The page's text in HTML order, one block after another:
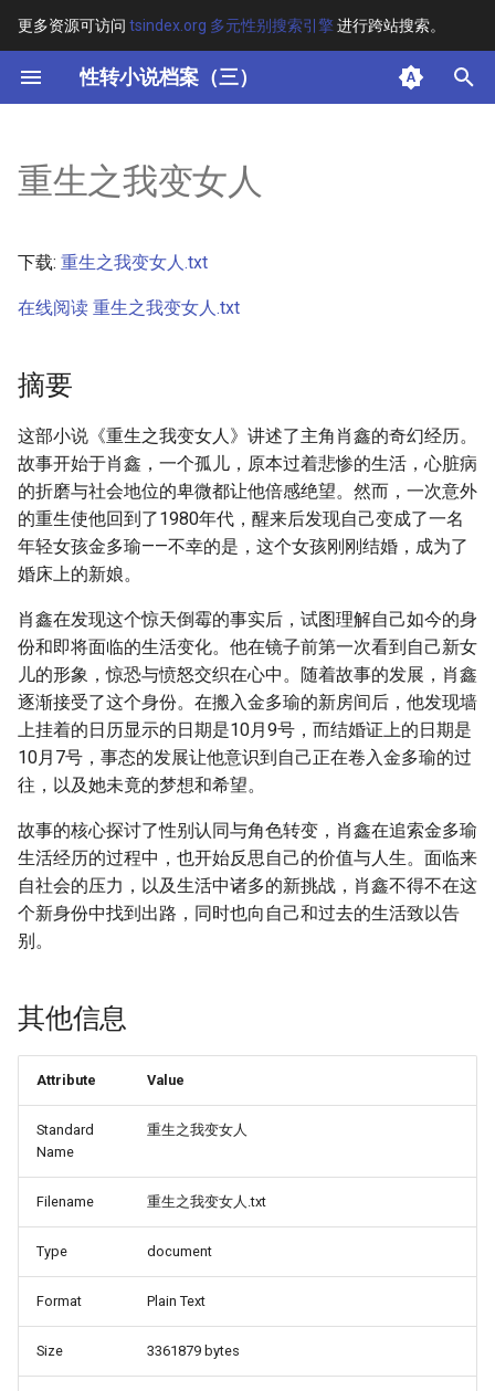
更多资源可访问 tsindex.org 多元性别搜索引擎进行跨站搜索。
性转小说档案（三）
键
开
搜
索
正文
重生之我变女人
下载: 重生之我变女人.txt
在线阅读 重生之我变女人.txt
摘要
这部小说《重生之我变女人》讲述了主角肖鑫的奇幻经历。
故事开始于肖鑫，一个孤儿，原本过着悲惨的生活，心脏病
的折磨与社会地位的卑微都让他倍感绝望。然而，一次意外
的重生使他回到了1980年代，醒来后发现自己变成了一名
年轻女孩金多瑜——不幸的是，这个女孩刚刚结婚，成为了
婚床上的新娘。
肖鑫在发现这个惊天倒霉的事实后，试图理解自己如今的身
份和即将面临的生活变化。他在镜子前第一次看到自己新女
儿的形象，惊恐与愤怒交织在心中。随着故事的发展，肖鑫
逐渐接受了这个身份。在搬入金多瑜的新房间后，他发现墙
上挂着的日历显示的日期是10月9号，而结婚证上的日期是
10月7号，事态的发展让他意识到自己正在卷入金多瑜的过
往，以及她未竟的梦想和希望。
故事的核心探讨了性别认同与角色转变，肖鑫在追索金多瑜
生活经历的过程中，也开始反思自己的价值与人生。面临来
自社会的压力，以及生活中诸多的新挑战，肖鑫不得不在这
个新身份中找到出路，同时也向自己和过去的生活致以告
别。
其他信息
Attribute Value
Standard
Name
重生之我变女人
Filename 重生之我变女人.txt
Type document
Format Plain Text
Size 3361879 bytes